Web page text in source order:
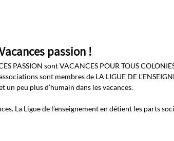
passion !
PASSION sont VACANCES POUR TOUS
sont membres de LA LIGUE DE
peu plus d’humain dans les vacances.
La Ligue de l’enseignement en détient les parts